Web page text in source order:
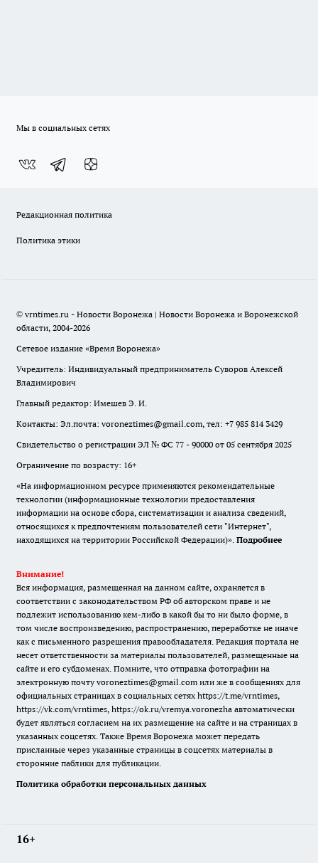
Мы в социальных сетях
Редакционная политика
Политика этики
© vrntimes.ru - Новости Воронежа | Новости Воронежа и Воронежской
области, 2004-2026
Сетевое издание «Время Воронежа»
Учредитель: Индивидуальный предприниматель Суворов Алексей
Владимирович
Главный редактор: Имешев Э. И.
Контакты: Эл.почта: voroneztimes@gmail.com, тел: +7 985 814 3429
Свидетельство о регистрации ЭЛ № ФС 77 - 90000 от 05 сентября 2025
Ограничение по возрасту: 16+
«На информационном ресурсе применяются рекомендательные
технологии (информационные технологии предоставления
информации на основе сбора, систематизации и анализа сведений,
относящихся к предпочтениям пользователей сети "Интернет",
находящихся на территории Российской Федерации)». Подробнее
Внимание!
Вся информация, размещенная на данном сайте, охраняется в
соответствии с законодательством РФ об авторском праве и не
подлежит использованию кем-либо в какой бы то ни было форме, в
том числе воспроизведению, распространению, переработке не иначе
как с письменного разрешения правообладателя. Редакция портала не
несет ответственности за материалы пользователей, размещенные на
сайте и его субдоменах. Помните, что отправка фотографии на
электронную почту voroneztimes@gmail.com или же в сообщениях для
официальных страницах в социальных сетях https://t.me/vrntimes,
https://vk.com/vrntimes, https://ok.ru/vremya.voronezha автоматически
будет являться согласием на их размещение на сайте и на страницах в
указанных соцсетях. Также Время Воронежа может передать
присланные через указанные страницы в соцсетях материалы в
сторонние паблики для публикации.
Политика обработки персональных данных
16+